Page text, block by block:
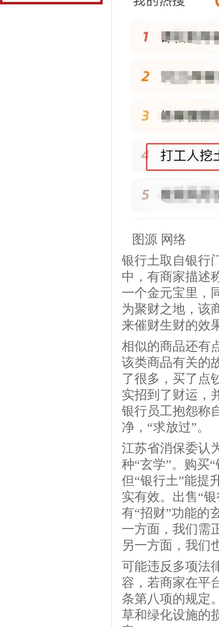
图源 网络
银行土取自银行
中，有商家描述
一个金元宝里，
为聚财之地，该
来催财生财的效
相似的商品还有
该类商品有关的
了很多，买了点
实招到了财运，
银行员工抱怨称
净，“求放过”。
江苏省消保委认
种“玄学”。购买
但“银行土”能提
实有效。出售“
有“招财”功能的
一方面，我们需
另一方面，我们
可能违反多项法
容，若商家在平
条第八项的规定
草和绿化设施的